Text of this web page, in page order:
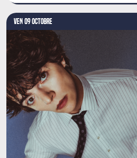
VEN 09 OCTOBRE